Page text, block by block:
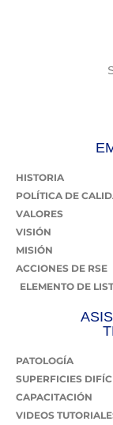
HISTORIA
POLÍTICA DE
VALORES
VISIÓN
MISIÓN
ACCIONES DE RSE
ELEMENTO DE
PATOLOGÍA
SUPERFICIES
CAPACITACIÓN
VIDEOS